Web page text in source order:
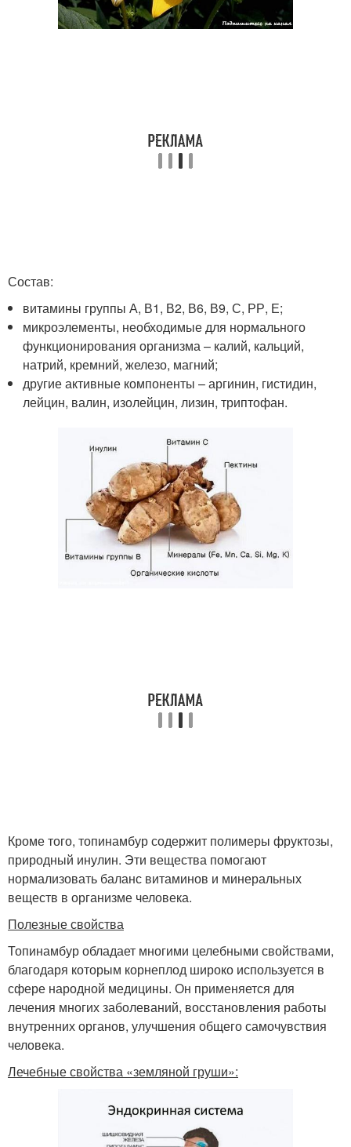
Состав:
витамины группы А, В1, В2, В6, В9, С, РР, Е;
микроэлементы, необходимые для нормального
функционирования организма – калий, кальций,
натрий, кремний, железо, магний;
другие активные компоненты – аргинин, гистидин,
лейцин, валин, изолейцин, лизин, триптофан.
Кроме того, топинамбур содержит полимеры фруктозы,
природный инулин. Эти вещества помогают
нормализовать баланс витаминов и минеральных
веществ в организме человека.
Полезные свойства
Топинамбур обладает многими целебными свойствами,
благодаря которым корнеплод широко используется в
сфере народной медицины. Он применяется для
лечения многих заболеваний, восстановления работы
внутренних органов, улучшения общего самочувствия
человека.
Лечебные свойства «земляной груши»: